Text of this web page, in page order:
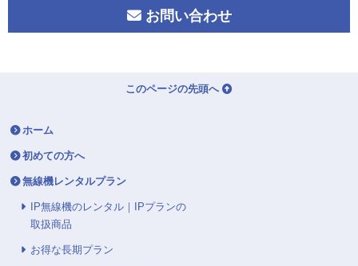
お問い合わせ
このページの先頭へ
ホーム
初めての方へ
無線機レンタルプラン
IP無線機のレンタル｜IPプランの
取扱商品
お得な長期プラン